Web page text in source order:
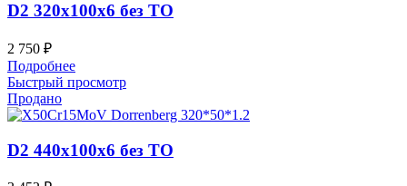
D2 320x100x6 без ТО
2 750 ₽
Подробнее
Быстрый просмотр
Продано
D2 440x100x6 без ТО